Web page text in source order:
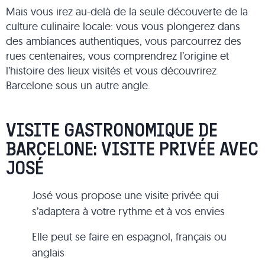
Mais vous irez au-delà de la seule découverte de la
culture culinaire locale: vous vous plongerez dans
des ambiances authentiques, vous parcourrez des
rues centenaires, vous comprendrez l’origine et
l’histoire des lieux visités et vous découvrirez
Barcelone sous un autre angle.
VISITE GASTRONOMIQUE DE
BARCELONE: VISITE PRIVÉE AVEC
JOSÉ
José vous propose une visite privée qui
s’adaptera à votre rythme et à vos envies
Elle peut se faire en espagnol, français ou
anglais